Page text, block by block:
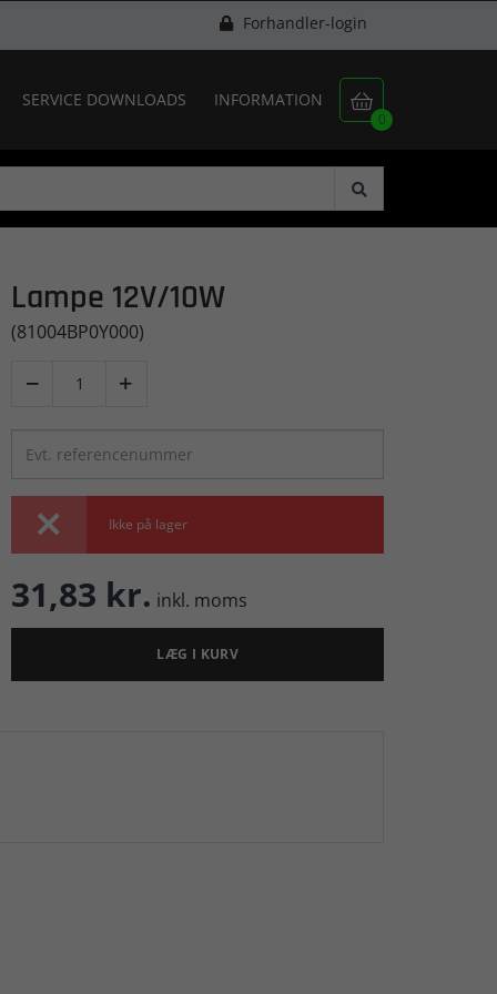
Forhandler-login

0
SERVICE DOWNLOADS INFORMATION
Lampe 12V/10W
(81004BP0Y000)
 
 Ikke på lager
31,83 kr. inkl. moms
LÆG I KURV